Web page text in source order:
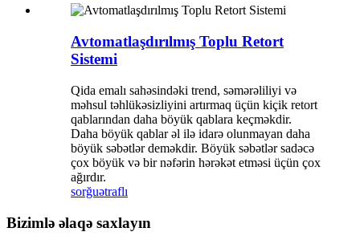
Avtomatlaşdırılmış Toplu Retort
Sistemi
Qida emalı sahəsindəki trend, səmərəliliyi və
məhsul təhlükəsizliyini artırmaq üçün kiçik retort
qablarından daha böyük qablara keçməkdir.
Daha böyük qablar əl ilə idarə olunmayan daha
böyük səbətlər deməkdir. Böyük səbətlər sadəcə
çox böyük və bir nəfərin hərəkət etməsi üçün çox
ağırdır.
sorğuətraflı
Bizimlə əlaqə saxlayın